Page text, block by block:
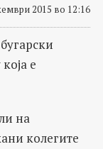
2015 во 12:16
е
на
колегите